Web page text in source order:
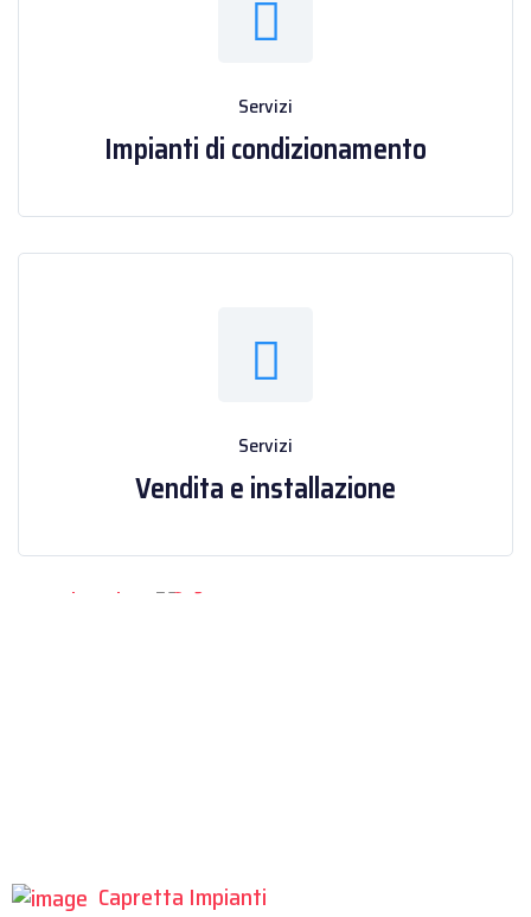
Servizi
Impianti di condizionamento
Servizi
Vendita e installazione
Capretta Impianti